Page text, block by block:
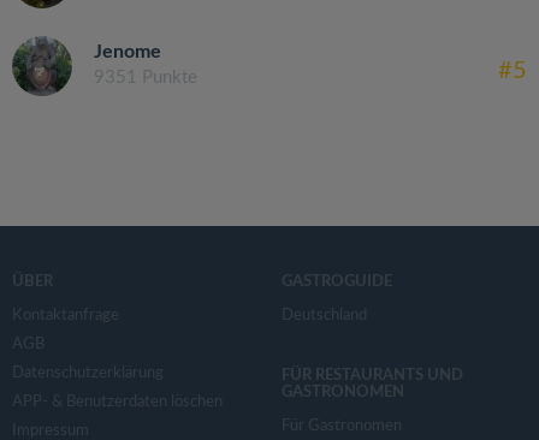
Jenome
9351 Punkte #5
ÜBER
Kontaktanfrage
AGB
Datenschutzerklärung
APP- & Benutzerdaten löschen
Impressum
GASTROGUIDE
Deutschland
FÜR RESTAURANTS UND
GASTRONOMEN
Für Gastronomen